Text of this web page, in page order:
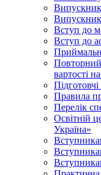
Вступ до
Вступ до
вартості
Правила
Перелік
Освітній
Україна»